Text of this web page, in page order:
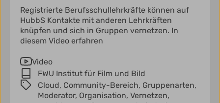
Registrierte Berufsschullehrkräfte können auf
HubbS Kontakte mit anderen Lehrkräften
knüpfen und sich in Gruppen vernetzen. In
diesem Video erfahren
Video
FWU Institut für Film und Bild
Cloud, Community-Bereich, Gruppenarten,
Moderator, Organisation, Vernetzen,